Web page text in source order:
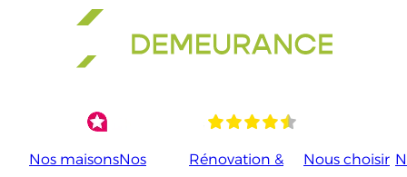
Nos maisonsNos
Rénovation &
Nous choisir